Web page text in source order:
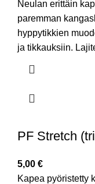
Neulan erittäin
paremman
hyppytikkien
ja tikkauksiin.
PF Stretch
5,00 €
Kapea pyöristetty